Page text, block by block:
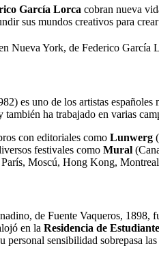
García Lorca cobran nueva
sus mundos creativos para
es uno de los artistas
ha trabajado en varias
con editoriales como Lunwerg
festivales como Mural
Moscú, Hong Kong,
de Fuente Vaqueros,
en la Residencia de
personal sensibilidad sobrepasa